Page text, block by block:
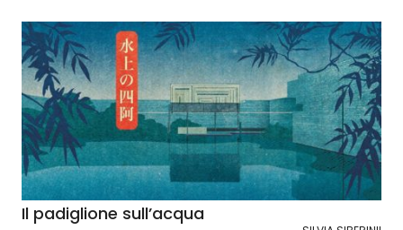
Il padiglione sull’acqua